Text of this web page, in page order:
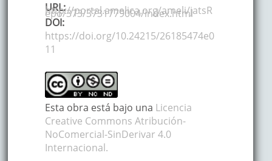
URL:
http://portal.amelica.org/ameli/jatsR
epo/373/3731779004/index.html
DOI:
https://doi.org/10.24215/26185474e0
11
Esta obra está bajo una Licencia
Creative Commons Atribución-
NoComercial-SinDerivar 4.0
Internacional.